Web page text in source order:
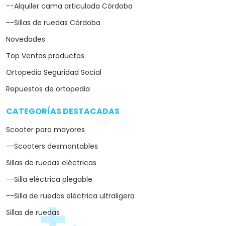
--Alquiler cama articulada Córdoba
--Sillas de ruedas Córdoba
Novedades
Top Ventas productos
Ortopedia Seguridad Social
Repuestos de ortopedia
CATEGORÍAS DESTACADAS
Scooter para mayores
--Scooters desmontables
Sillas de ruedas eléctricas
--Silla eléctrica plegable
--Silla de ruedas eléctrica ultraligera
Sillas de ruedas